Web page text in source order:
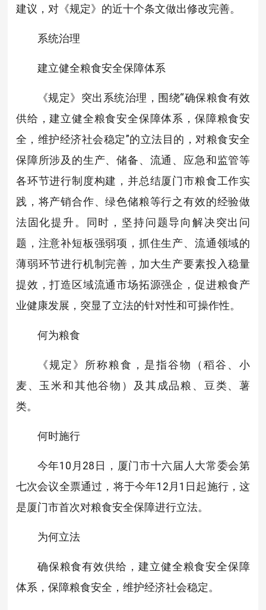
建议，对《规定》的近十个条文做出修改完善。
系统治理
建立健全粮食安全保障体系
《规定》突出系统治理，围绕“确保粮食有效
供给，建立健全粮食安全保障体系，保障粮食安
全，维护经济社会稳定”的立法目的，对粮食安全
保障所涉及的生产、储备、流通、应急和监管等
各环节进行制度构建，并总结厦门市粮食工作实
践，将产销合作、绿色储粮等行之有效的经验做
法固化提升。同时，坚持问题导向解决突出问
题，注意补短板强弱项，抓住生产、流通领域的
薄弱环节进行机制完善，加大生产要素投入稳量
提效，打造区域流通市场拓源强企，促进粮食产
业健康发展，突显了立法的针对性和可操作性。
何为粮食
《规定》所称粮食，是指谷物（稻谷、小
麦、玉米和其他谷物）及其成品粮、豆类、薯
类。
何时施行
今年10月28日，厦门市十六届人大常委会第
七次会议全票通过，将于今年12月1日起施行，这
是厦门市首次对粮食安全保障进行立法。
为何立法
确保粮食有效供给，建立健全粮食安全保障
体系，保障粮食安全，维护经济社会稳定。